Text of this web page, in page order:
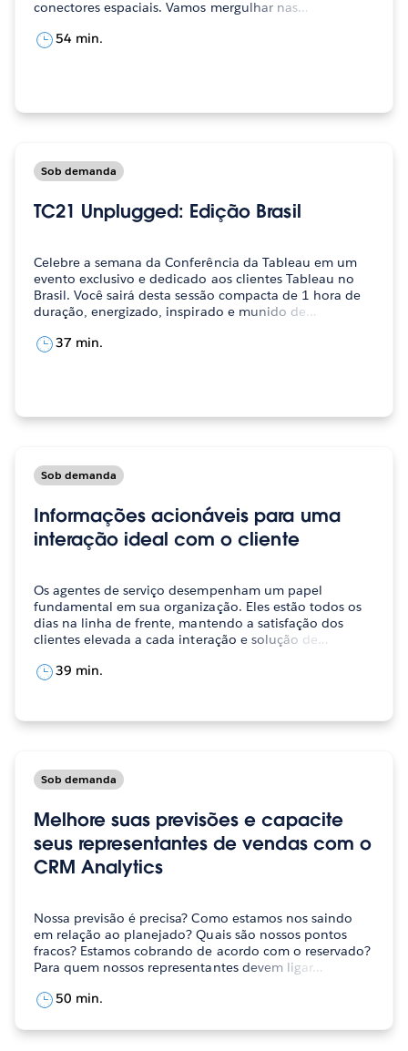
conectores espaciais. Vamos mergulhar nas…
54 min.
Sob demanda
TC21 Unplugged: Edição Brasil
Celebre a semana da Conferência da Tableau em um
evento exclusivo e dedicado aos clientes Tableau no
Brasil. Você sairá desta sessão compacta de 1 hora de
duração, energizado, inspirado e munido de…
37 min.
Sob demanda
Informações acionáveis ​​para uma
interação ideal com o cliente
Os agentes de serviço desempenham um papel
fundamental em sua organização. Eles estão todos os
dias na linha de frente, mantendo a satisfação dos
clientes elevada a cada interação e solução de…
39 min.
Sob demanda
Melhore suas previsões e capacite
seus representantes de vendas com o
CRM Analytics
Nossa previsão é precisa? Como estamos nos saindo
em relação ao planejado? Quais são nossos pontos
fracos? Estamos cobrando de acordo com o reservado?
Para quem nossos representantes devem ligar…
50 min.